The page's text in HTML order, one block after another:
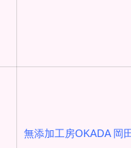
無添加工房OKADA 岡